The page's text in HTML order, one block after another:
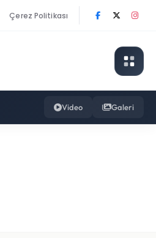
Çerez Politikası
Video Galeri